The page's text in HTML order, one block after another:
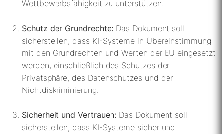
Wettbewerbsfähigkeit zu unterstützen.
Schutz der Grundrechte: Das Dokument soll
sicherstellen, dass KI-Systeme in Übereinstimmung
mit den Grundrechten und Werten der EU eingesetzt
werden, einschließlich des Schutzes der
Privatsphäre, des Datenschutzes und der
Nichtdiskriminierung.
Sicherheit und Vertrauen: Das Dokument soll
sicherstellen, dass KI-Systeme sicher und